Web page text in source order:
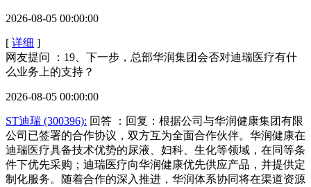
2026-08-05 00:00:00
[ 详细 ]
网友提问 ：19、下一步，总部华润集团会否对迪瑞医疗有什
么业务上的支持？
2026-08-05 00:00:00
ST迪瑞 (300396): 回答 ：回复：根据公司与华润健康集团有限
公司已签署的合作协议，双方互为全面合作伙伴。华润健康在
迪瑞医疗具备技术优势的尿液、妇科、生化等领域，在同等条
件下优先采购；迪瑞医疗向华润健康优先供应产品，并提供定
制化服务。随着合作的深入推进，华润体系协同将在渠道资源